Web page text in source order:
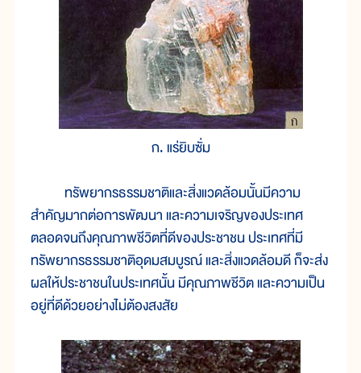
ก. แร่ยิบซั่ม
ทรัพยากรธรรมชาติและสิ่งแวดล้อมนั้นมีความ
สำคัญมากต่อการพัฒนา และความเจริญของประเทศ
ตลอดจนถึงคุณภาพชีวิตที่ดีของประชาชน ประเทศที่มี
ทรัพยากรธรรมชาติอุดมสมบูรณ์ และสิ่งแวดล้อมดี ก็จะส่ง
ผลให้ประชาชนในประเทศนั้น มีคุณภาพชีวิต และความเป็น
อยู่ที่ดีด้วยอย่างไม่ต้องสงสัย